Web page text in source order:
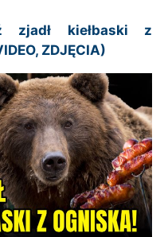
zjadł kiełbaski z
ZDJĘCIA)